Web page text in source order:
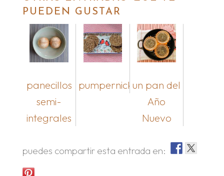
PUEDEN GUSTAR
panecillos
semi-
integrales
pumpernickelun pan del
Año
Nuevo
puedes compartir esta entrada en: